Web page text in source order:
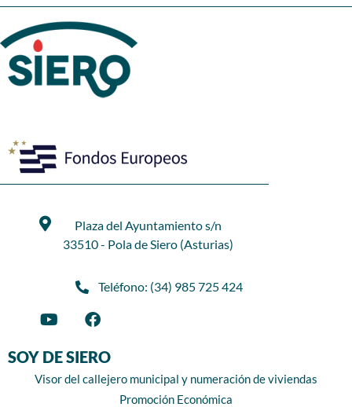
Plaza del Ayuntamiento s/n
33510 - Pola de Siero (Asturias)
Teléfono: (34) 985 725 424
SOY DE SIERO
Visor del callejero municipal y numeración de viviendas
Promoción Económica